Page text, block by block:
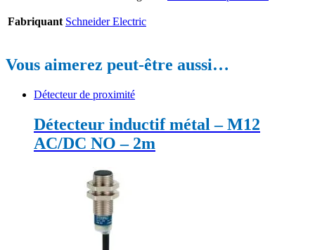
Fabriquant Schneider Electric
Vous aimerez peut-être aussi…
Détecteur de proximité
Détecteur inductif métal – M12
AC/DC NO – 2m